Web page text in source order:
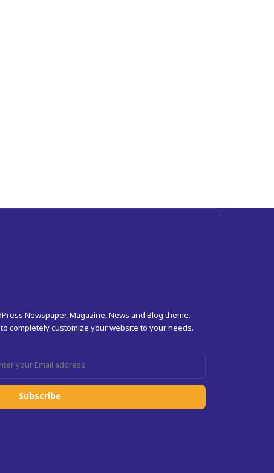
Newspaper, Magazine, News and Blog theme.
completely customize your website to your needs.